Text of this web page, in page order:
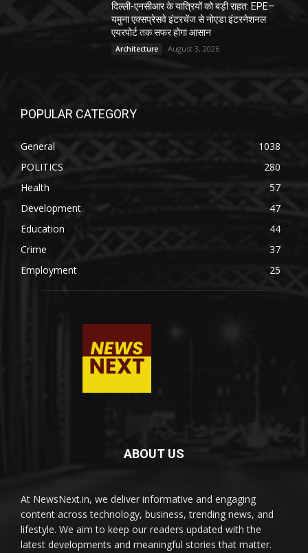
दिल्ली-एनसीआर के यात्रियों को बड़ी राहत: EPE–
यमुना एक्सप्रेसवे इंटरचेंज से नोएडा इंटरनेशनल
एयरपोर्ट तक सफर होगा आसान
Architecture August 3, 2026
POPULAR CATEGORY
General
1038
POLITICS
280
Health
57
Development
47
Education
44
Crime
37
Employment
25
ABOUT US
At NewsNext.in, we deliver informative and engaging
content across technology, business, trending news, and
lifestyle. We aim to keep our readers updated with the
latest developments and meaningful stories that matter.